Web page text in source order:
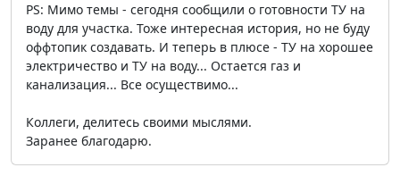
PS: Мимо темы - сегодня сообщили о готовности ТУ на
воду для участка. Тоже интересная история, но не буду
оффтопик создавать. И теперь в плюсе - ТУ на хорошее
электричество и ТУ на воду... Остается газ и
канализация... Все осуществимо...
Коллеги, делитесь своими мыслями.
Заранее благодарю.